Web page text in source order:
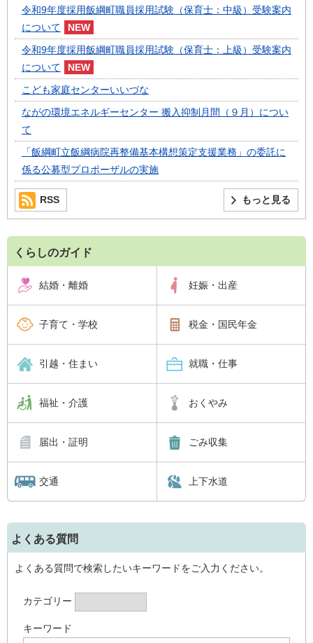
令和9年度採用飯綱町職員採用試験（保育士：中級）受験案内
について
令和9年度採用飯綱町職員採用試験（保育士：上級）受験案内
について
こども家庭センターいいづな
ながの環境エネルギーセンター 搬入抑制月間（９月）につい
て
「飯綱町立飯綱病院再整備基本構想策定支援業務」の委託に
係る公募型プロポーザルの実施
もっと見る
RSS
くらしのガイド
結婚・離婚 妊娠・出産
子育て・学校 税金・国民年金
引越・住まい 就職・仕事
福祉・介護 おくやみ
届出・証明 ごみ収集
交通 上下水道
よくある質問
よくある質問で検索したいキーワードをご入力ください。
カテゴリー
キーワード